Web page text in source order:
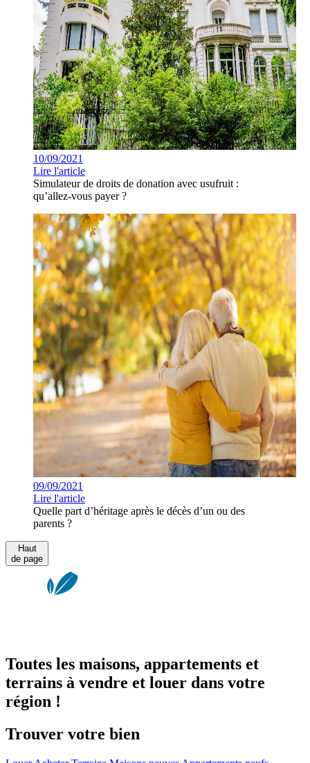
10/09/2021
Lire l'article
Simulateur de droits de donation avec usufruit :
qu’allez-vous payer ?
09/09/2021
Lire l'article
Quelle part d’héritage après le décès d’un ou des
parents ?
Haut
de page
Toutes les maisons, appartements et
terrains à vendre et louer dans votre
région !
Trouver votre bien